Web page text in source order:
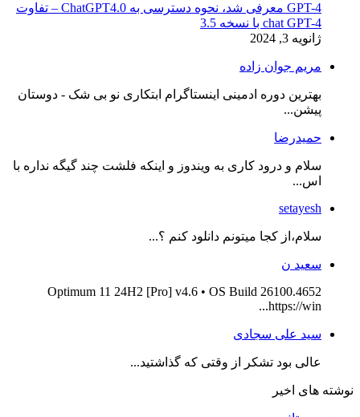
GPT-4 معرفی شد، نحوه دسترسی به ChatGPT4.0 – تفاوت
chat GPT-4 با نسخه 3.5
ژانویه 3, 2024
مریم جوان زاده
بهترین دوره ادمینی اینستاگرام ابتکاری نو بی شک - دوستان
پیشن...
حمیدرضا
سلام و درود کاری به ویندوز و اینکه فلشت چند گیگه نداره با
اس...
setayesh
سلام،از کجا میتونم دانلود کنم ؟...
سعید ن
Optimum 11 24H2 [Pro] v4.6 • OS Build 26100.4652
https://win...
سید علی سجادی
عالی بود تشکر از وقتی که گذاشتید...
نوشته های اخیر